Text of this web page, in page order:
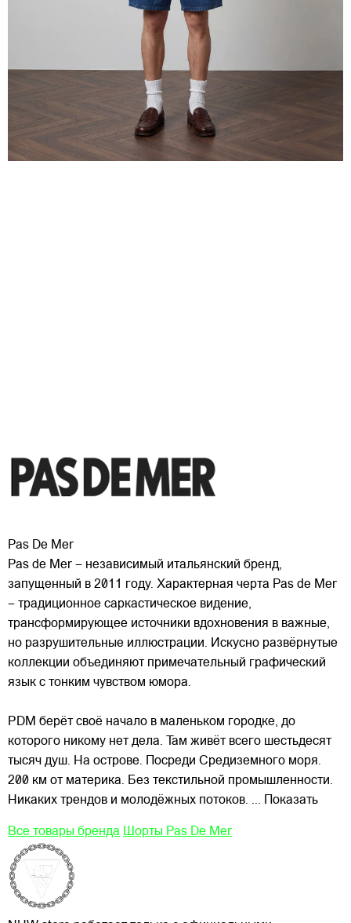
Pas De Mer
Pas de Mer – независимый итальянский бренд,
запущенный в 2011 году. Характерная черта Pas de Mer
– традиционное саркастическое видение,
трансформирующее источники вдохновения в важные,
но разрушительные иллюстрации. Искусно развёрнутые
коллекции объединяют примечательный графический
язык с тонким чувством юмора.
PDM берёт своё начало в маленьком городке, до
которого никому нет дела. Там живёт всего шестьдесят
тысяч душ. На острове. Посреди Средиземного моря.
200 км от материка. Без текстильной промышленности.
Никаких трендов и молодёжных потоков. ... Показать
Все товары бренда Шорты Pas De Mer